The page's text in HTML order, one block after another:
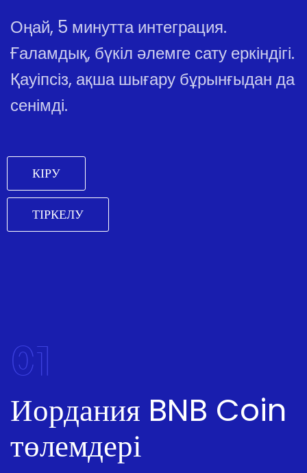
Оңай, 5 минутта интеграция.
Ғаламдық, бүкіл әлемге сату еркіндігі.
Қауіпсіз, ақша шығару бұрынғыдан да
сенімді.
КІРУ
ТІРКЕЛУ
01
Иордания BNB Coin
төлемдері